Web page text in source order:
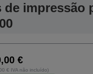
impressão
€
€ IVA não incluído)